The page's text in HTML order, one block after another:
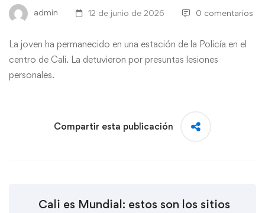
admin 12 de junio de 2026 0 comentarios
La joven ha permanecido en una estación de la Policía en el
centro de Cali. La detuvieron por presuntas lesiones
personales.
Compartir esta publicación
Cali es Mundial: estos son los sitios